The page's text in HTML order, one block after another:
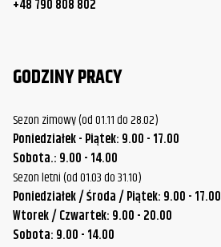
+48 790 808 802
GODZINY PRACY
Sezon zimowy (od 01.11 do 28.02)
Poniedziałek - Piątek: 9.00 - 17.00
Sobota.: 9.00 - 14.00
Sezon letni (od 01.03 do 31.10)
Poniedziałek / Środa / Piątek: 9.00 - 17.00
Wtorek / Czwartek: 9.00 - 20.00
Sobota: 9.00 - 14.00